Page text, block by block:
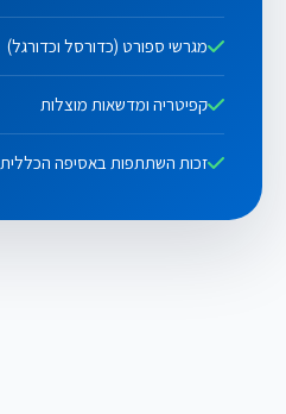
מגרשי ספורט (כדורסל וכדורגל)
קפיטריה ומדשאות מוצלות
זכות השתתפות באסיפה הכללית